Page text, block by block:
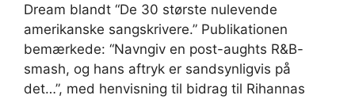
Dream blandt “De 30 største nulevende
amerikanske sangskrivere.” Publikationen
bemærkede: “Navngiv en post-aughts R&B-
smash, og hans aftryk er sandsynligvis på
det…”, med henvisning til bidrag til Rihannas